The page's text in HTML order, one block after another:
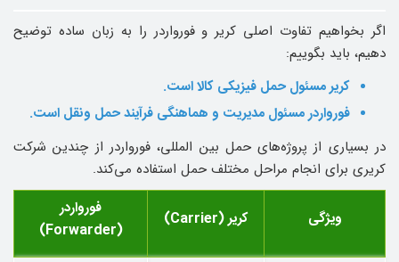
اگر بخواهیم تفاوت اصلی کریر و فورواردر را به زبان ساده توضیح
دهیم، باید بگوییم:
کریر مسئول حمل فیزیکی کالا است.
فورواردر مسئول مدیریت و هماهنگی فرآیند حمل‌ ونقل است.
در بسیاری از پروژه‌های حمل بین ‌المللی، فورواردر از چندین شرکت
کریری برای انجام مراحل مختلف حمل استفاده می‌کند.
ویژگی کریر(Carrier)
فورواردر
(Forwarder)